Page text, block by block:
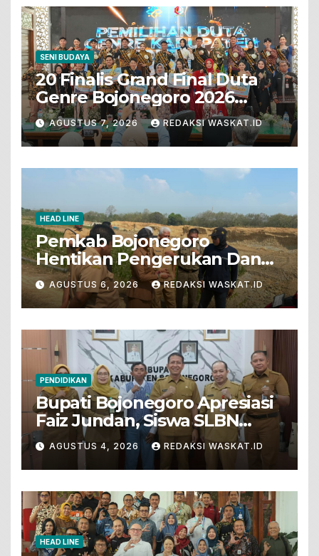
SENI BUDAYA
20 Finalis Grand Final Duta
Genre Bojonegoro 2026
Tunjukkan Bakat Terbaik
AGUSTUS 7, 2026 REDAKSI WASKAT.ID
HEAD LINE
Pemkab Bojonegoro
Hentikan Pengerukan Dan
Penjualan Tanah Dari Lahan
Pertanian
AGUSTUS 6, 2026 REDAKSI WASKAT.ID
PENDIDIKAN
Bupati Bojonegoro Apresiasi
Faiz Jundan, Siswa SLBN
Gunungsari Baureno Masuk
LKS Diksus Tingkat Nasional
AGUSTUS 4, 2026 REDAKSI WASKAT.ID
HEAD LINE